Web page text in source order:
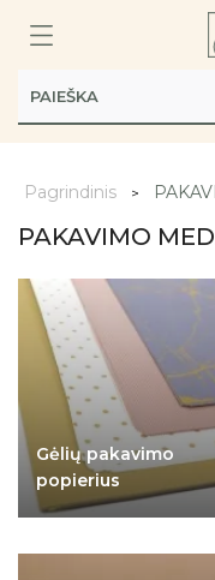
Pagrindinis
PAKAVIMO
Gėlių pakavimo
popierius